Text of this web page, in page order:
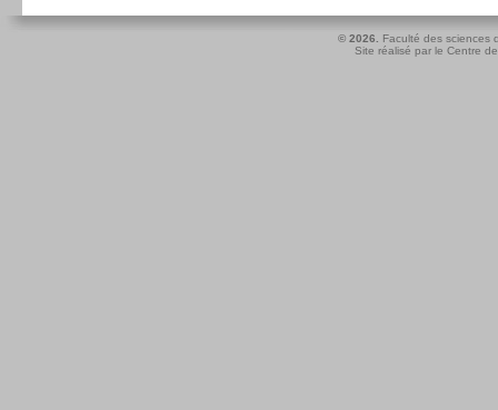
© 2026.
Faculté des sciences
Site réalisé par le Centre